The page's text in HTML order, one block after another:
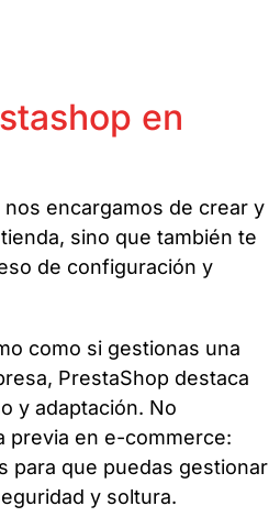
en
nos encargamos de crear y
sino que también te
de configuración y
como si gestionas una
PrestaShop destaca
y adaptación. No
previa en e-commerce:
para que puedas gestionar
y soltura.